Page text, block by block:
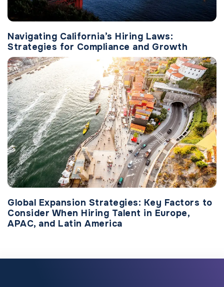
Navigating California’s Hiring Laws:
Strategies for Compliance and Growth
Global Expansion Strategies: Key Factors to
Consider When Hiring Talent in Europe,
APAC, and Latin America